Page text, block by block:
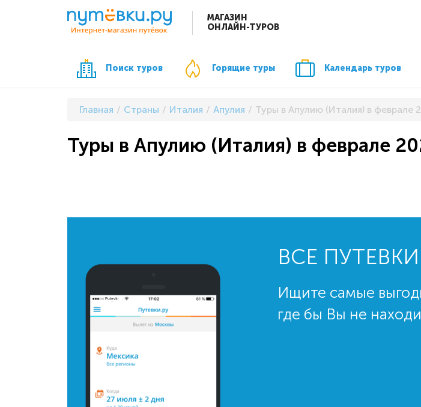
МАГАЗИН
ОНЛАЙН-ТУРОВ
Поиск туров Горящие туры Календарь туров
Главная Страны Италия Апулия Туры в Апулию (Италия) в феврале
Туры в Апулию (Италия) в феврале
ВСЕ
Ищите самые
где бы Вы не